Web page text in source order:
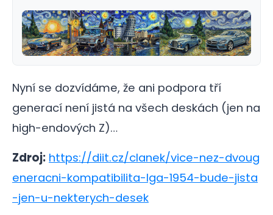
Nyní se dozvídáme, že ani podpora tří
generací není jistá na všech deskách (jen na
high-endových Z)…
Zdroj: https://diit.cz/clanek/vice-nez-dvoug
eneracni-kompatibilita-lga-1954-bude-jista
-jen-u-nekterych-desek